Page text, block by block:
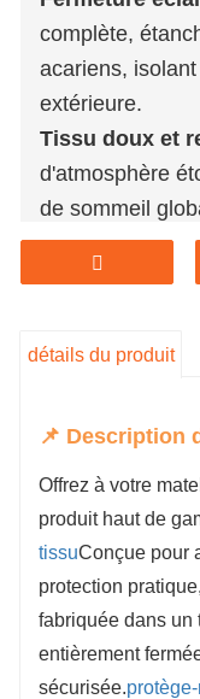
complète,
acariens,
extérieure.
Tissu doux et
d'atmosphère
de sommeil
Taille standard
maintien stable
:Entretien
tissus naturels
réduisent le
Si nos produits
consulter notre
détails, ou
mail :
détails du produit
📌 Description
Offrez à votre
produit haut de
tissuConçue pour
protection
fabriquée dans un
entièrement
sécurisée.